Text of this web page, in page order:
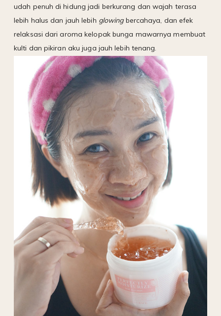
udah penuh di hidung jadi berkurang dan wajah terasa
lebih halus dan jauh lebih glowingbercahaya, dan efek
relaksasi dari aroma kelopak bunga mawarnya membuat
kulti dan pikiran aku juga jauh lebih tenang.